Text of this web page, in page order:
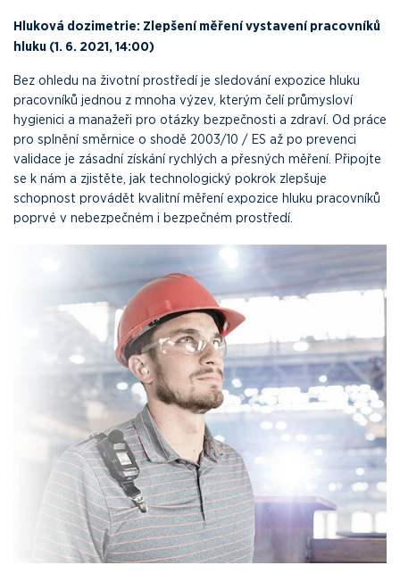
Hluková dozimetrie: Zlepšení měření vystavení pracovníků
hluku (1. 6. 2021, 14:00)
Bez ohledu na životní prostředí je sledování expozice hluku
pracovníků jednou z mnoha výzev, kterým čelí průmysloví
hygienici a manažeři pro otázky bezpečnosti a zdraví. Od práce
pro splnění směrnice o shodě 2003/10 / ES až po prevenci
validace je zásadní získání rychlých a přesných měření. Připojte
se k nám a zjistěte, jak technologický pokrok zlepšuje
schopnost provádět kvalitní měření expozice hluku pracovníků
poprvé v nebezpečném i bezpečném prostředí.